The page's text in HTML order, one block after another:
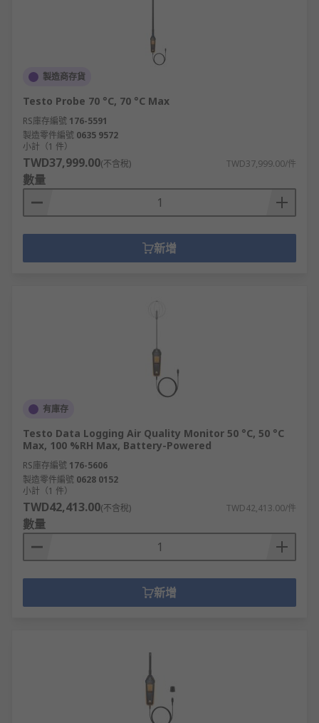
製造商存貨
Testo Probe 70 °C, 70 °C Max
RS庫存編號 176-5591
製造零件編號 0635 9572
小計（1 件）
TWD37,999.00(不含稅) TWD37,999.00/件
數量
新增
有庫存
Testo Data Logging Air Quality Monitor 50 °C, 50 °C
Max, 100 %RH Max, Battery-Powered
RS庫存編號 176-5606
製造零件編號 0628 0152
小計（1 件）
TWD42,413.00(不含稅) TWD42,413.00/件
數量
新增